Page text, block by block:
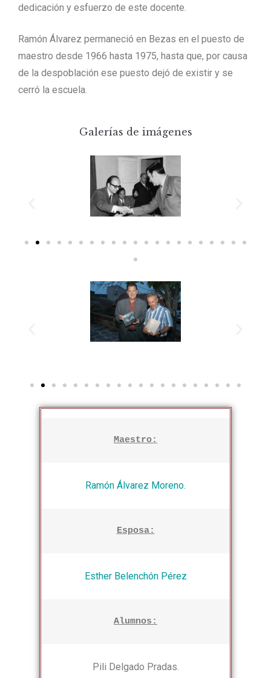
dedicación y esfuerzo de este docente.
Ramón Álvarez permaneció en Bezas en el puesto de
maestro desde 1966 hasta 1975, hasta que, por causa
de la despoblación ese puesto dejó de existir y se
cerró la escuela.
Galerías de imágenes
Maestro:
Ramón Álvarez Moreno.
Esposa:
Esther Belenchón Pérez
Alumnos:
Pili Delgado Pradas.